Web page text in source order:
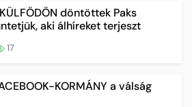
döntöttek Paks
aki álhíreket terjeszt
17
KORMÁNY a válság